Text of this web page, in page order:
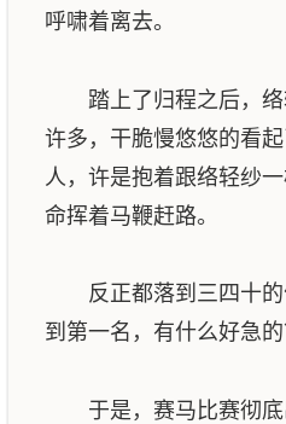
呼啸着离去。
踏上了归程之后，络
许多，干脆慢悠悠的看
人，许是抱着跟络轻纱
命挥着马鞭赶路。
反正都落到三四十的
到第一名，有什么好急的
于是，赛马比赛彻底